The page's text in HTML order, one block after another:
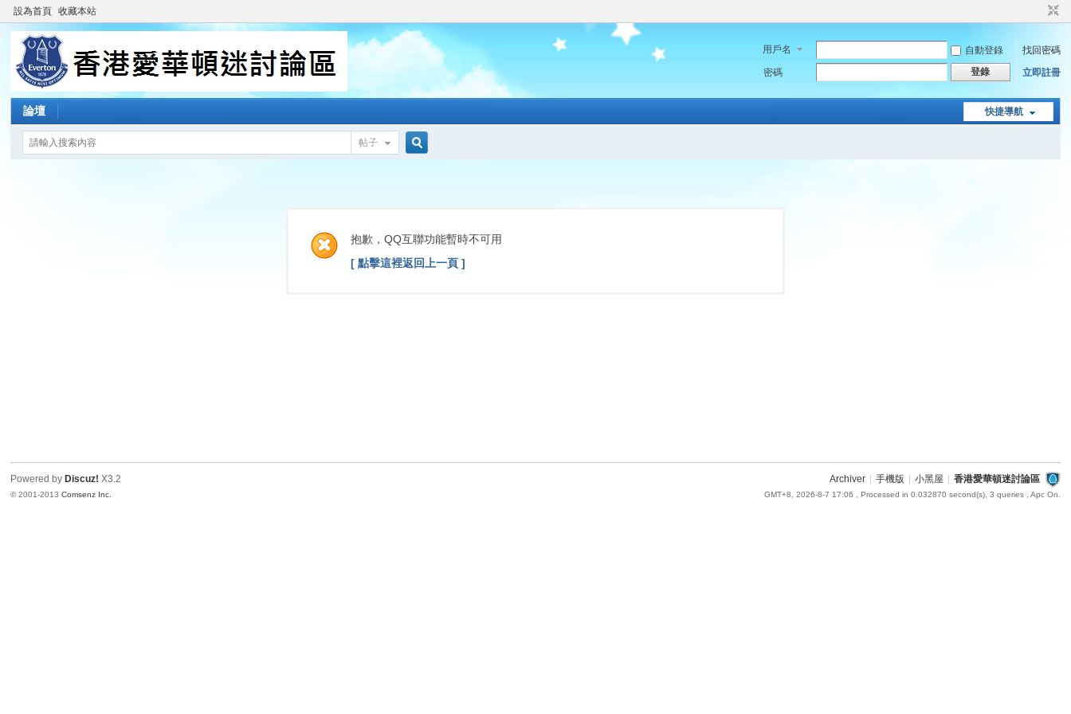
設為首頁 收藏本站
用戶名 自動登錄
找回密碼
密碼
登錄 立即註冊
快捷導航
論壇
帖子
索
抱歉，QQ互聯功能暫時不可用
[ 點擊這裡返回上一頁 ]
Archiver 手機版 小黑屋 香港愛華頓迷討論區
GMT+8, 2026-8-7 17:06 , Processed in 0.032870 second(s), 3 queries , Apc On.
Powered by Discuz! X3.2
© 2001-2013Comsenz Inc.